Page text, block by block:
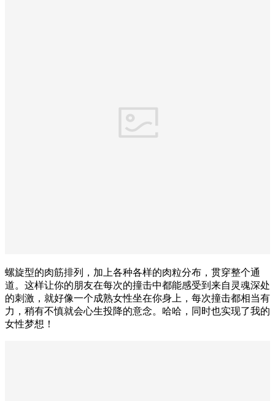
螺旋型的肉筋排列，加上各种各样的肉粒分布，贯穿整个通
道。这样让你的朋友在每次的撞击中都能感受到来自灵魂深处
的刺激，就好像一个成熟女性坐在你身上，每次撞击都相当有
力，稍有不慎就会心生投降的意念。哈哈，同时也实现了我的
女性梦想！